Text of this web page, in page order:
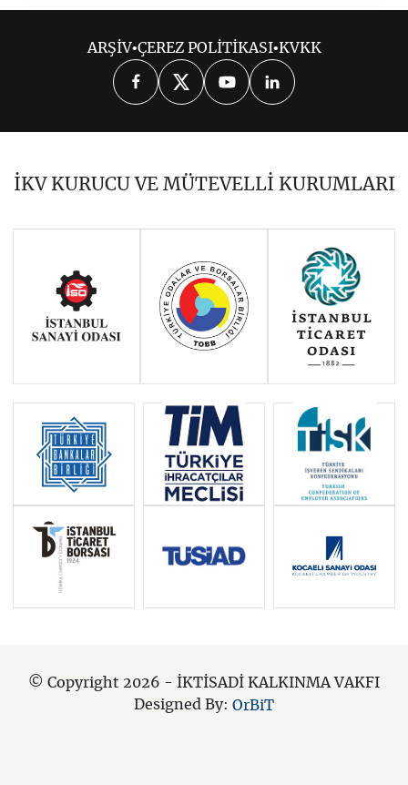
2025 2024 2023
2022 2021 2020
ARŞİV•ÇEREZ POLİTİKASI•KVKK
İKV KURUCU VE MÜTEVELLİ KURUMLARI
© Copyright 2026 - İKTİSADİ KALKINMA VAKFI
Designed By: OrBiT